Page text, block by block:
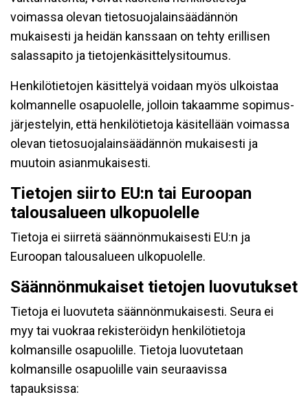
voimassa olevan tietosuojalainsäädännön
mukaisesti ja heidän kanssaan on tehty erillisen
salassapito ja tietojenkäsittelysitoumus.
Henkilötietojen käsittelyä voidaan myös ulkoistaa
kolmannelle osapuolelle, jolloin takaamme sopimus-
järjestelyin, että henkilötietoja käsitellään voimassa
olevan tietosuojalainsäädännön mukaisesti ja
muutoin asianmukaisesti.
Tietojen siirto EU:n tai Euroopan
talousalueen ulkopuolelle
Tietoja ei siirretä säännönmukaisesti EU:n ja
Euroopan talousalueen ulkopuolelle.
Säännönmukaiset tietojen luovutukset
Tietoja ei luovuteta säännönmukaisesti. Seura ei
myy tai vuokraa rekisteröidyn henkilötietoja
kolmansille osapuolille. Tietoja luovutetaan
kolmansille osapuolille vain seuraavissa
tapauksissa: